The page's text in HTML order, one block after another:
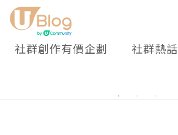
社群創作有價企劃 社群熱話